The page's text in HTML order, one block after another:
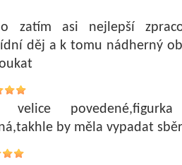
zatím asi nejlepší
děj a k tomu nádherný
by měla vypadat